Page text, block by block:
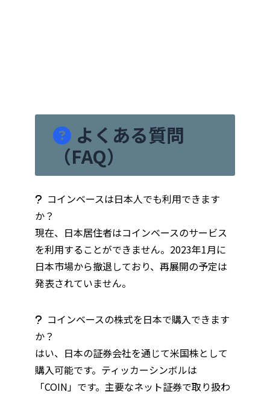
よくある質問
（FAQ）
コインベースは日本人でも利用できます
か？
現在、日本居住者はコインベースのサービス
を利用することができません。2023年1月に
日本市場から撤退しており、再展開の予定は
発表されていません。
コインベースの株式を日本で購入できます
か？
はい、日本の証券会社を通じて米国株として
購入可能です。ティッカーシンボルは
「COIN」です。主要なネット証券で取り扱わ